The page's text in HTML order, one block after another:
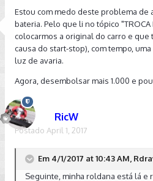
Estou com medo deste problema de
bateria. Pelo que li no tópico "TROCA
colocarmos a original do carro e que
causa do start-stop), com tempo,
luz de avaria.
Agora, desembolsar mais 1.000 e
RicW
Postado April 1, 2017
Em 4/1/2017 at 10:43 AM,
Seguinte, minha roldana está lá e